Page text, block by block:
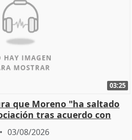
03:25
que Moreno "ha saltado
tras acuerdo con
03/08/2026